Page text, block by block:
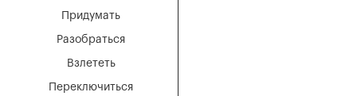
Придумать
Разобраться
Взлететь
Переключиться